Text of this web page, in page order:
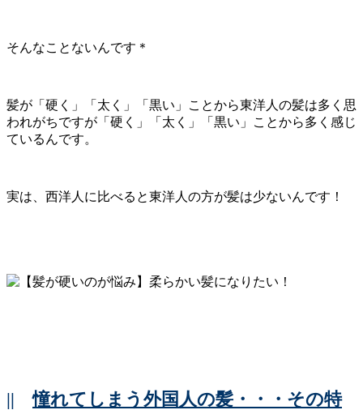
そんなことないんです＊
髪が「硬く」「太く」「黒い」ことから東洋人の髪は多く思
われがちですが「硬く」「太く」「黒い」ことから多く感じ
ているんです。
実は、西洋人に比べると東洋人の方が髪は少ないんです！
||憧れてしまう外国人の髪・・・その特